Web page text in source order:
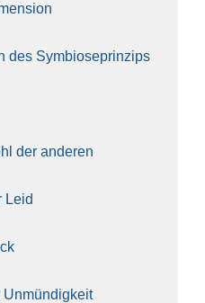
des Sym­bio­se­prin­zips
der ande­ren
Leid